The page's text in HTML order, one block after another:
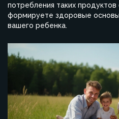
потребления таких продуктов
формируете здоровые
вашего ребенка.